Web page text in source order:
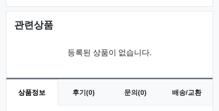
관련상품
등록된 상품이 없습니다.
상품정보 후기(0) 문의(0) 배송/교환